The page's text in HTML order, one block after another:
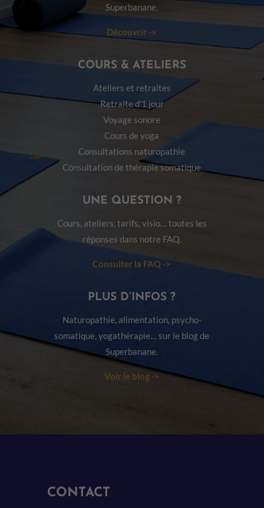
Superbanane.
Découvrir ->
COURS & ATELIERS
Ateliers et retraites
Retraite d’1 jour
Voyage sonore
Cours de yoga
Consultations naturopathie
Consultation de thérapie somatique
UNE QUESTION ?
Cours, ateliers, tarifs, visio… toutes les
réponses dans notre FAQ.
Consulter la FAQ ->
PLUS D’INFOS ?
Naturopathie, alimentation, psycho-
somatique, yogathérapie… sur le blog de
Superbanane.
Voir le blog ->
CONTACT